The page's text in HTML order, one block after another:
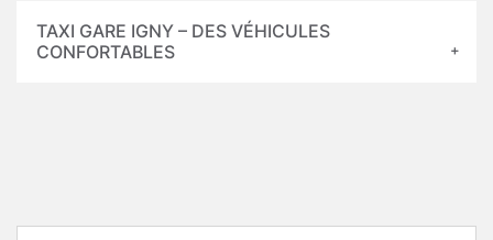
TAXI GARE IGNY – DES VÉHICULES
CONFORTABLES